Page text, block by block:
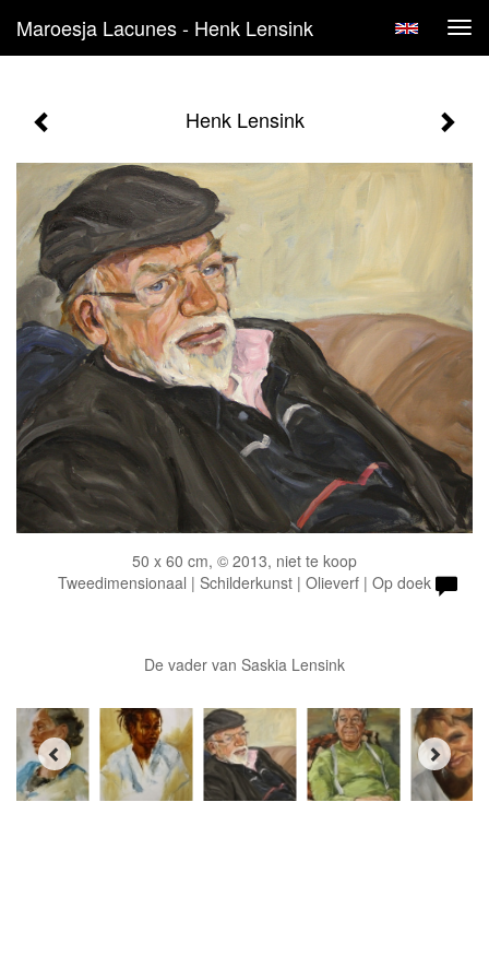
Maroesja Lacunes - Henk Lensink
Henk Lensink
50 x 60 cm, © 2013, niet te koop
Tweedimensionaal | Schilderkunst | Olieverf | Op doek
De vader van Saskia Lensink